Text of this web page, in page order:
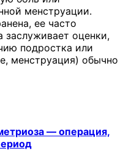
менструации.
ее часто
заслуживает оценки,
подростка или
менструация) обычно
— операция,